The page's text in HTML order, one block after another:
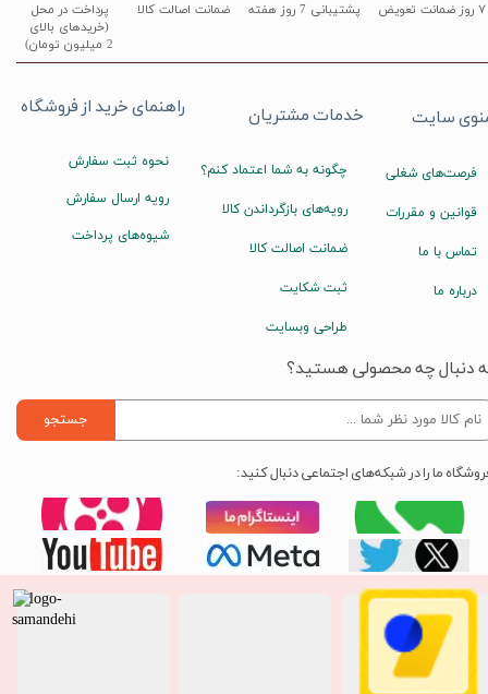
پشتیبانی 7 روز هفته
پرداخت در محل
(خریدهای بالای
2 میلیون تومان)
۷ روز ضمانت تعویض ضمانت اصالت کالا
راهنمای خرید از فروشگاه
نحوه ثبت سفارش
رویه ارسال سفارش
شیوه‌های پرداخت
خدمات مشتریان
چگونه به شما اعتماد کنم؟
رویه‌های بازگرداندن کالا
ضمانت اصالت کالا
ثبت شکایت
طراحی وبسایت
سایت
فرصت‌های شغلی
قوانین و مقررات
تماس با ما
درباره ما
دنبال چه محصولی هستید؟
جستجو
ما را در شبکه‌های اجتماعی دنبال کنید: